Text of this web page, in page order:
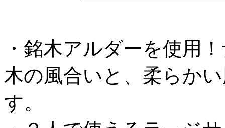
・銘木アルダーを使用
木の風合いと、柔らか
す。